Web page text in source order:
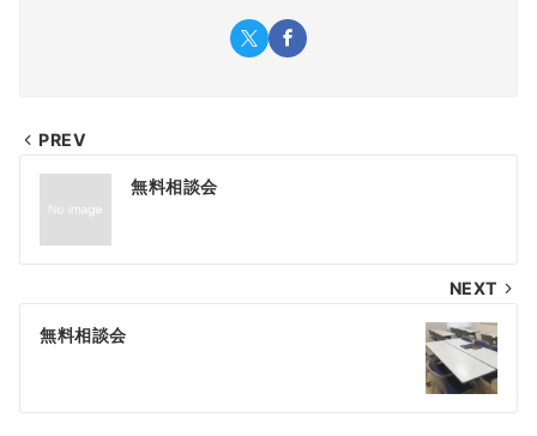
投
ナ
ビ
ゲ
シ
PREV
無料相談会
NEXT
無料相談会